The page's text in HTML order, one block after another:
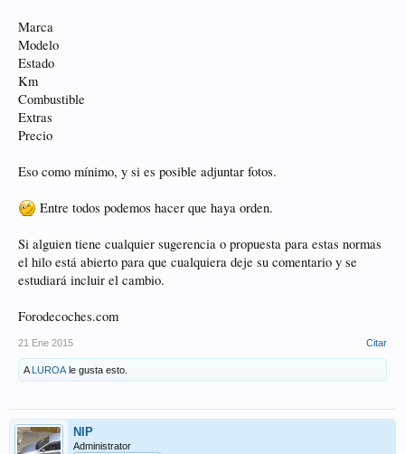
Marca
Modelo
Estado
Km
Combustible
Extras
Precio
Eso como mínimo, y si es posible adjuntar fotos.
Entre todos podemos hacer que haya orden.
Si alguien tiene cualquier sugerencia o propuesta para estas normas
el hilo está abierto para que cualquiera deje su comentario y se
estudiará incluir el cambio.
Forodecoches.com
21 Ene 2015 Citar
A LUROA le gusta esto.
NIP
Administrator